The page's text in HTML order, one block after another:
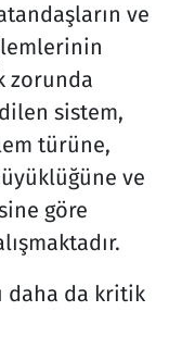
ve
zorunda
sistem,
türüne,
ve
göre
daha da kritik